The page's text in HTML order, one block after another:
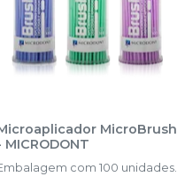
MicroBrush
MICRODONT
com 100 unidades.